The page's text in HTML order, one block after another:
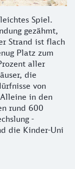
Spiel.
gezähmt,
Strand ist flach
Platz zum
aller
die
von
in den
rund 600
-
die Kinder-Uni